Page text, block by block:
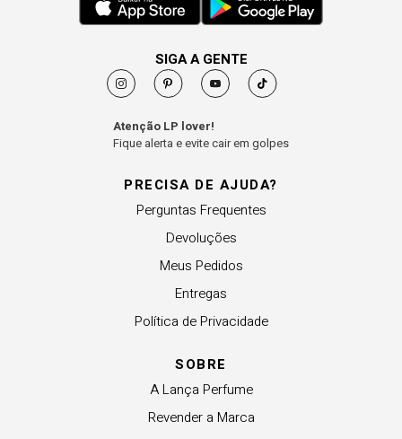
PRECISA DE AJUDA?
Perguntas Frequentes
Devoluções
Meus Pedidos
Entregas
Política de Privacidade
SOBRE
A Lança Perfume
Revender a Marca
SIGA A GENTE
Atenção LP lover!
Fique alerta e evite cair em golpes